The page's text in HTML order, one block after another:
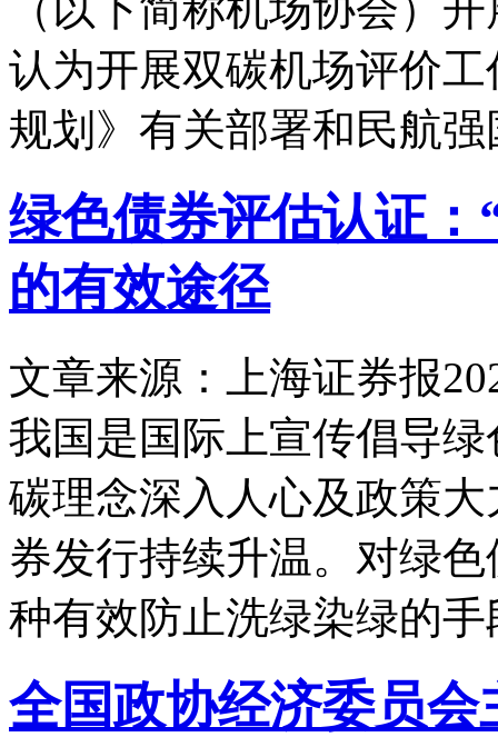
认为开展双碳机场评价
规划》有关部署和民航强
绿色债券评估认证：
的有效途径
文章来源：上海证券报
我国是国际上宣传倡导
碳理念深入人心及政策
券发行持续升温。对绿
种有效防止洗绿染绿的手
全国政协经济委员